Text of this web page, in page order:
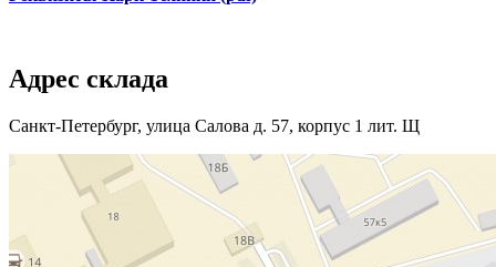
Адрес склада
Санкт-Петербург, улица Салова д. 57, корпус 1 лит. Щ